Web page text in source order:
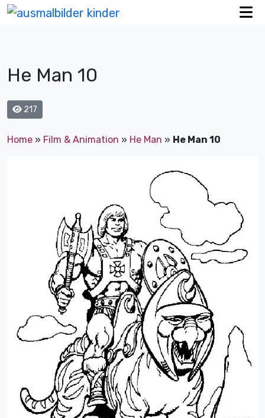
He Man 10
217
Home » Film & Animation » He Man » He Man 10